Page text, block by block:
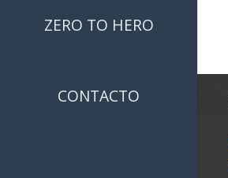
ZERO TO HERO
CONTACTO